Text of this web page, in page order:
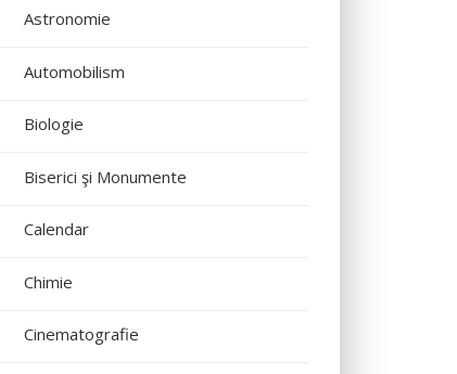
Astronomie
Automobilism
Biologie
Biserici şi Monumente
Calendar
Chimie
Cinematografie